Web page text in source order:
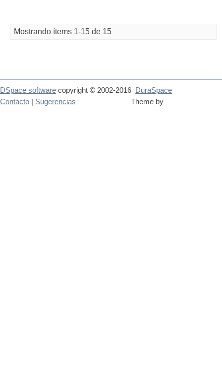
Mostrando ítems 1-15 de 15
DSpace software copyright © 2002-2016
DuraSpace
Theme by
Contacto Sugerencias